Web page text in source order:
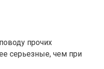
прочих
серьезные, чем при